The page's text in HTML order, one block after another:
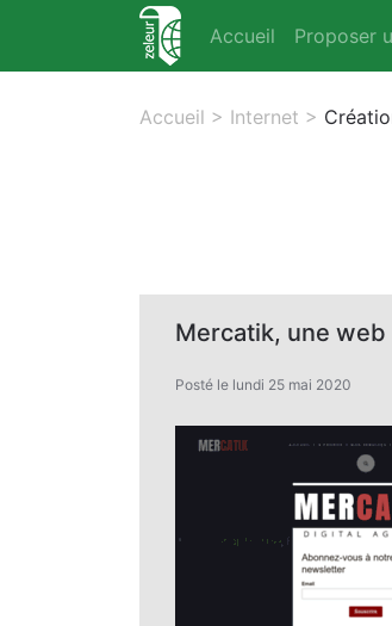
Accueil Proposer
Accueil > Internet >
Mercatik, une
Posté le lundi 25 mai 2020